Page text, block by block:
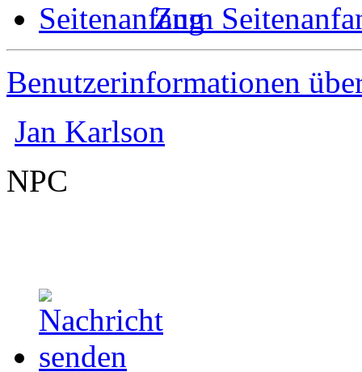
Zum
Benutzerinformationen
Jan Karlson
NPC